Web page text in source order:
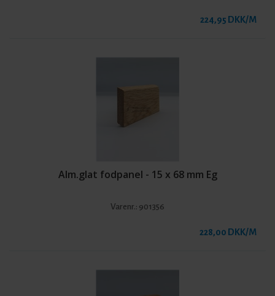
224,95 DKK/M
Alm.glat fodpanel - 15 x 68 mm Eg
Varenr.: 901356
228,00 DKK/M